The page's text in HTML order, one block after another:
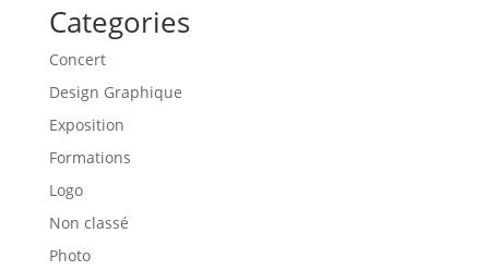
Categories
Concert
Design Graphique
Exposition
Formations
Logo
Non classé
Photo